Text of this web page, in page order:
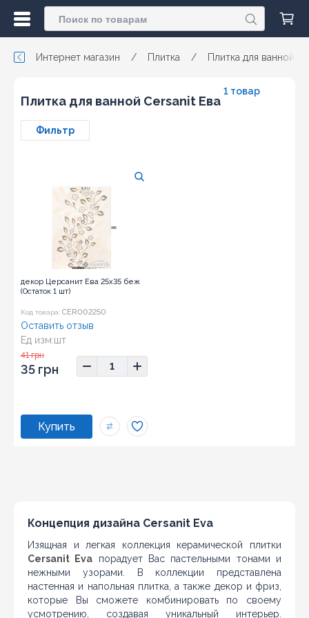
Интернет магазин / Плитка / Плитка для ванной
Плитка для ванной Cersanit Ева
1 товар
Фильтр
декор Церсанит Ева 25x35 беж
(Остаток 1 шт)
Код товара: CER002250
Ед изм:шт
Размер:
Оставить отзыв
41 грн
35 грн
Концепция дизайна Cersanit Eva
Изящная и легкая коллекция керамической плитки
Cersanit Eva порадует Вас пастельными тонами и
нежными узорами. В коллекции представлена
настенная и напольная плитка, а также декор и фриз,
которые Вы сможете комбинировать по своему
усмотрению, создавая уникальный интерьер.